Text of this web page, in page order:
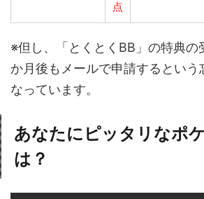
点
※但し、「とくとくBB」の特典の
か月後もメールで申請するという
なっています。
あなたにピッタリなポ
は？